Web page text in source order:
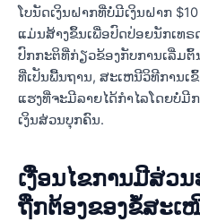
ໂບນັດເງິນຝາກທີ່ບໍ່ມີເງິນຝາກ
ແມ່ນສ້າງຂຶ້ນເພື່ອປົດປ່ອຍນັກເທຣ
ປົກກະຕິທີ່ກ່ຽວຂ້ອງກັບການເລີ່ມຕົ້
ທີ່ເປັນພື້ນຖານ, ສະເຫນີວິທີການເ
ແຮງທີ່ຈະມີລາຍໄດ້ກໍາໄລໂດຍບໍ່
ເງິນສ່ວນບຸກຄົນ.
ເງື່ອນໄຂການມີສ່ວ
ຖືກຕ້ອງຂອງຂໍ້ສະເ